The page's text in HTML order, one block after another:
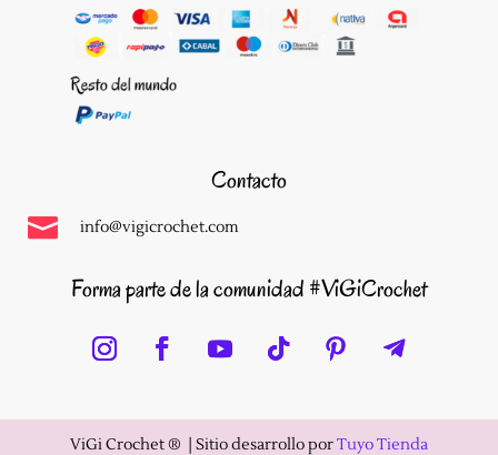
Contacto
 info@vigicrochet.com
Forma parte de la comunidad #ViGiCrochet
ViGi Crochet ®️ | Sitio desarrollo porTuyo Tienda